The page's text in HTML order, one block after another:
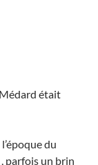
était
du
parfois un brin